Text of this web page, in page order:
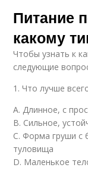
Питание
какому
Чтобы узнать к
следующие
1. Что лучше
А. Длинное, с
В. Сильное,
С. Форма груши с
туловища
D. Маленькое